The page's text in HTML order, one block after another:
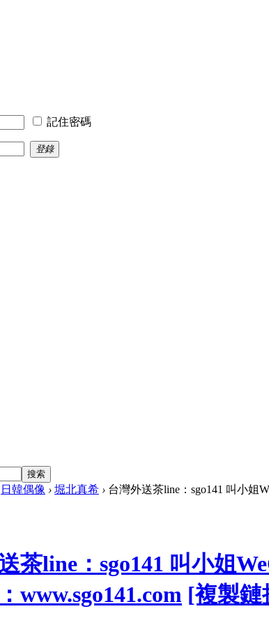
記住密碼
登錄
搜索
日韓偶像 › 堀北真希 › 台灣外送茶line：sgo141 叫小姐
茶line：sgo141 叫小姐
www.sgo141.com [複製鏈